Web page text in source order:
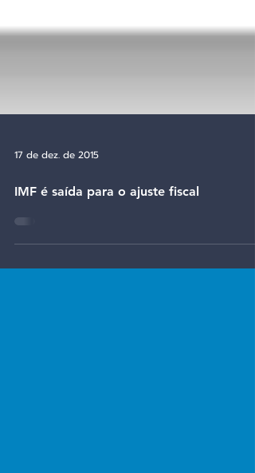
17 de dez. de 2015
IMF é saída para o ajuste fiscal